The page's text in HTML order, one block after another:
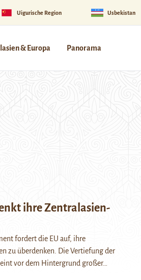
Uigurische Region Usbekistan
& Europa Panorama
ihre Zentralasien-
fordert die EU auf, ihre
zu überdenken. Die Vertiefung der
vor dem Hintergrund großer…